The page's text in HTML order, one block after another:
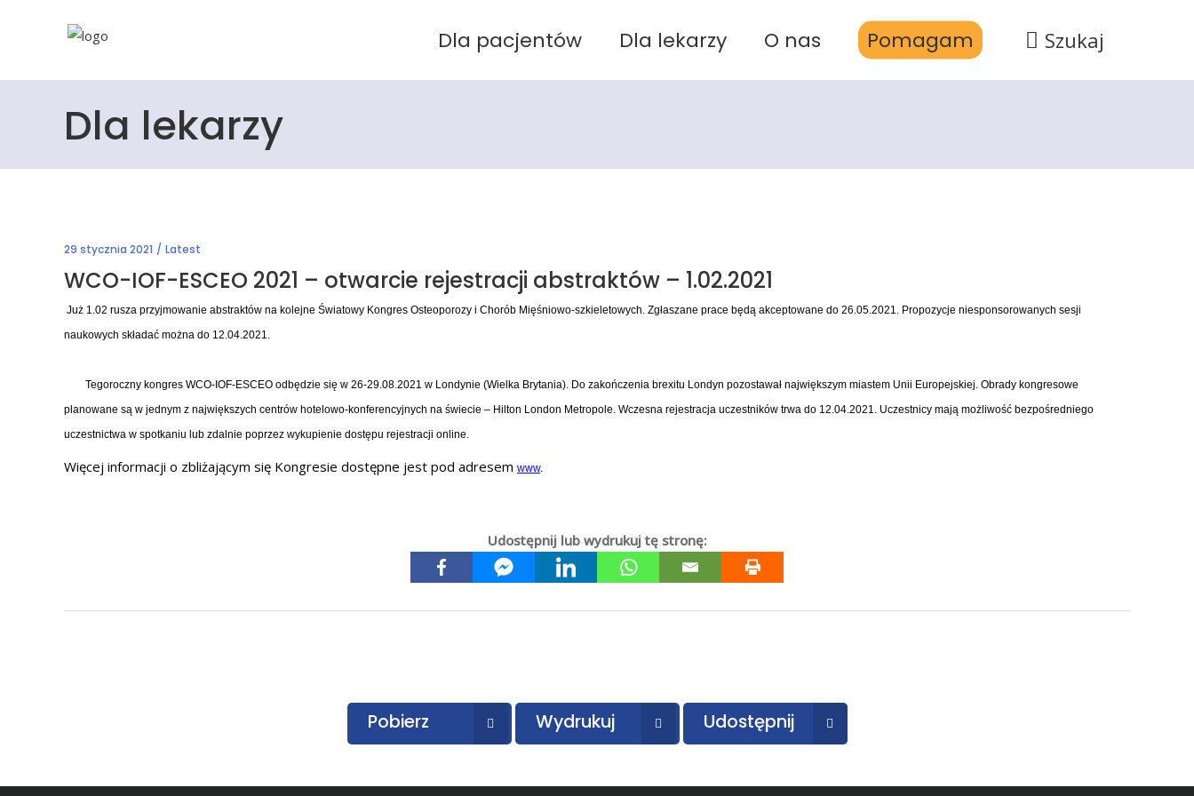
Dla pacjentów Dla lekarzy O nas Pomagam Szukaj
Dla lekarzy
29 stycznia 2021 Latest
WCO-IOF-ESCEO 2021 – otwarcie rejestracji abstraktów – 1.02.2021
Już 1.02 rusza przyjmowanie abstraktów na kolejne Światowy Kongres Osteoporozy i Chorób Mięśniowo-szkieletowych. Zgłaszane prace będą akceptowane do 26.05.2021. Propozycje niesponsorowanych sesji
naukowych składać można do 12.04.2021.
Tegoroczny kongres WCO-IOF-ESCEO odbędzie się w 26-29.08.2021 w Londynie (Wielka Brytania). Do zakończenia brexitu Londyn pozostawał największym miastem Unii Europejskiej. Obrady kongresowe
planowane są w jednym z największych centrów hotelowo-konferencyjnych na świecie – Hilton London Metropole. Wczesna rejestracja uczestników trwa do 12.04.2021. Uczestnicy mają możliwość bezpośredniego
uczestnictwa w spotkaniu lub zdalnie poprzez wykupienie dostępu rejestracji online.
Więcej informacji o zbliżającym się Kongresie dostępne jest pod adresem www.
Udostępnij lub wydrukuj tę stronę:
Pobierz Wydrukuj Udostępnij